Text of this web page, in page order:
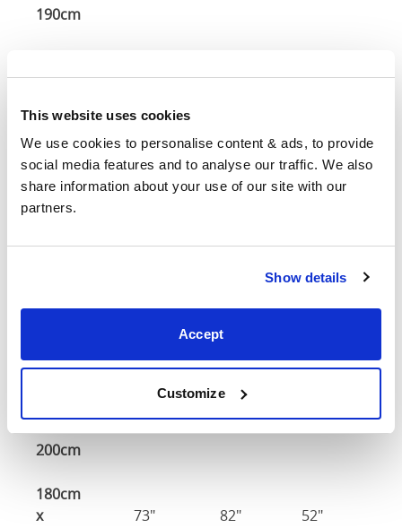
This website uses cookies
We use cookies to personalise content & ads, to provide
social media features and to analyse our traffic. We also
share information about your use of our site with our
partners.
Show details
Accept
Customize
190cm
colchón
135cm
x
190cm
55" 79" 52"
140cm
Tamaño del
colchón
X
200cm
65" 82" 52"
180cm
x
73" 82" 52"